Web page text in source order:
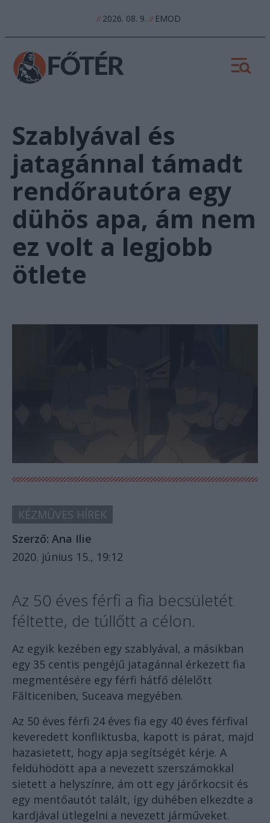
//2026. 08. 9. //EMOD
Szablyával és
jatagánnal támadt
rendőrautóra egy
dühös apa, ám nem
ez volt a legjobb
ötlete
KÉZMŰVES HÍREK
Szerző: Ana Ilie
2020. június 15., 19:12
Az 50 éves férfi a fia becsületét
féltette, de túllőtt a célon.
Az egyik kezében egy szablyával, a másikban
egy 35 centis pengéjű jatagánnal érkezett fia
megmentésére egy férfi hátfő délelőtt
Fălticeniben, Suceava megyében.
Az 50 éves férfi 24 éves fia egy 40 éves férfival
keveredett konfliktusba, kapott is párat, majd
hazasietett, hogy apja segítségét kérje. A
feldühödött apa a nevezett szerszámokkal
sietett a helyszínre, ám ott egy járőrkocsit és
egy mentőautót talált, így dühében elkezdte a
kardjával ütlegelni a nevezett járműveket.